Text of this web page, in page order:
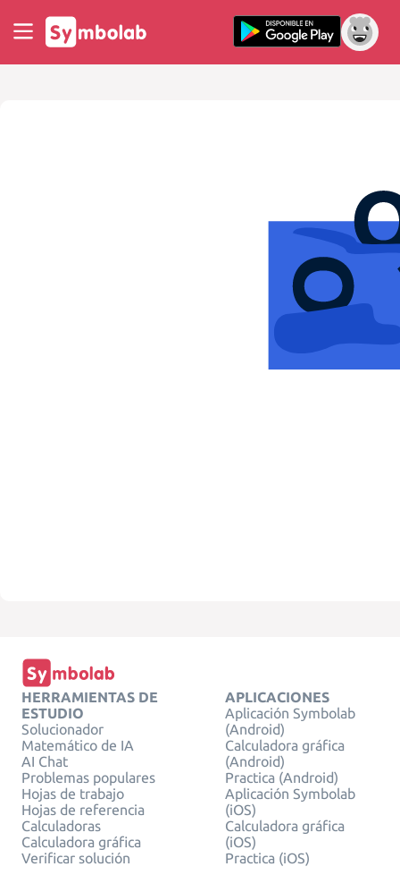
HERRAMIENTAS DE
ESTUDIO
Solucionador
Matemático de IA
AI Chat
Problemas populares
Hojas de trabajo
Hojas de referencia
Calculadoras
Calculadora gráfica
Verificar solución
APLICACIONES
Aplicación Symbolab
(Android)
Calculadora gráfica
(Android)
Practica (Android)
Aplicación Symbolab
(iOS)
Calculadora gráfica
(iOS)
Practica (iOS)